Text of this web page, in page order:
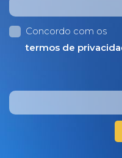
Concordo com os
termos de